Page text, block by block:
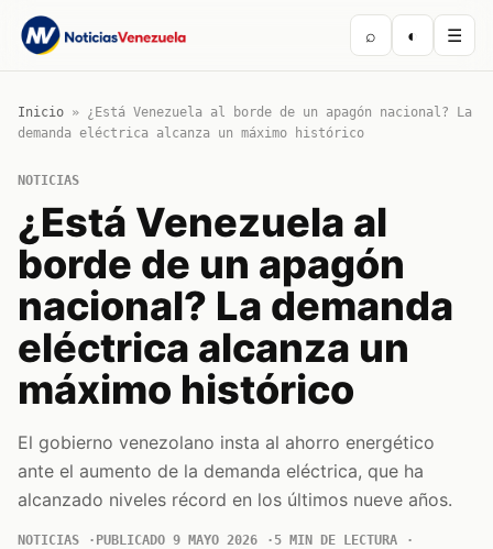
⌕ ◐ ☰
Inicio » ¿Está Venezuela al borde de un apagón nacional? La
demanda eléctrica alcanza un máximo histórico
NOTICIAS
¿Está Venezuela al
borde de un apagón
nacional? La demanda
eléctrica alcanza un
máximo histórico
El gobierno venezolano insta al ahorro energético
ante el aumento de la demanda eléctrica, que ha
alcanzado niveles récord en los últimos nueve años.
NOTICIAS PUBLICADO 9 MAYO 2026
5 MIN DE LECTURA